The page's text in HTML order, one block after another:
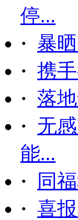
停...
· 暴
· 携
· 落
· 无
能...
·
同
· 喜